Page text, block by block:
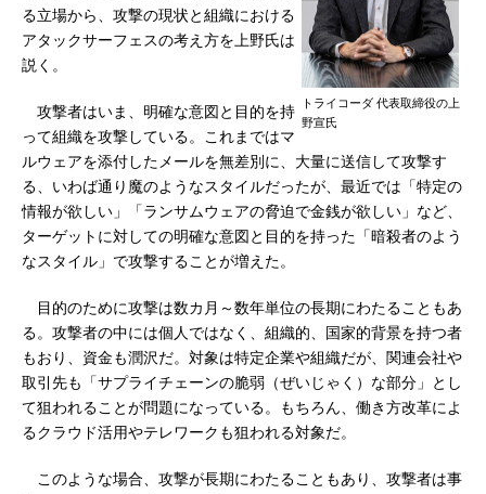
トライコーダ 代表取締役の上
野宣氏
る立場から、攻撃の現状と組織における
アタックサーフェスの考え方を上野氏は
説く。
攻撃者はいま、明確な意図と目的を持
って組織を攻撃している。これまではマ
ルウェアを添付したメールを無差別に、大量に送信して攻撃す
る、いわば通り魔のようなスタイルだったが、最近では「特定の
情報が欲しい」「ランサムウェアの脅迫で金銭が欲しい」など、
ターゲットに対しての明確な意図と目的を持った「暗殺者のよう
なスタイル」で攻撃することが増えた。
目的のために攻撃は数カ月～数年単位の長期にわたることもあ
る。攻撃者の中には個人ではなく、組織的、国家的背景を持つ者
もおり、資金も潤沢だ。対象は特定企業や組織だが、関連会社や
取引先も「サプライチェーンの脆弱（ぜいじゃく）な部分」とし
て狙われることが問題になっている。もちろん、働き方改革によ
るクラウド活用やテレワークも狙われる対象だ。
このような場合、攻撃が長期にわたることもあり、攻撃者は事